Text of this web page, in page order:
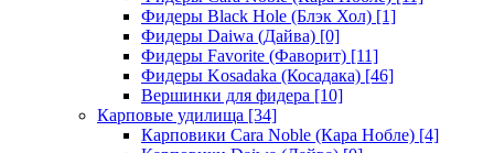
Фидеры Black Hole (Блэк Хол) [1]
Фидеры Daiwa (Дайва) [0]
Фидеры Favorite (Фаворит) [11]
Фидеры Kosadaka (Косадака) [46]
Вершинки для фидера [10]
Карповые удилища [34]
Карповики Cara Noble (Кара Нобле) [4]